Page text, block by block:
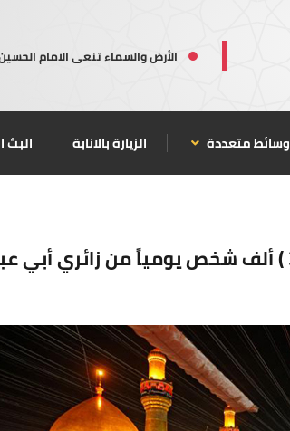
الأرض والسماء تنعى الامام
وسائط متعددة الزيارة بالانابة البث
العتبة العلوية تعلن استضافة ( 30 ) ألف شخص يومياً من زائري